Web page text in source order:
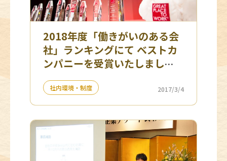
2018年度「働きがいのある会
社」ランキングにて ベストカ
ンパニーを受賞いたしまし
た！
社内環境・制度 2017/3/4